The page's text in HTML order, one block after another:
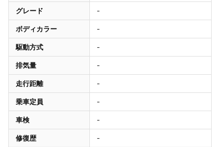
グレード -
ボディカラー -
駆動方式 -
排気量 -
走行距離 -
乗車定員 -
車検 -
修復歴 -